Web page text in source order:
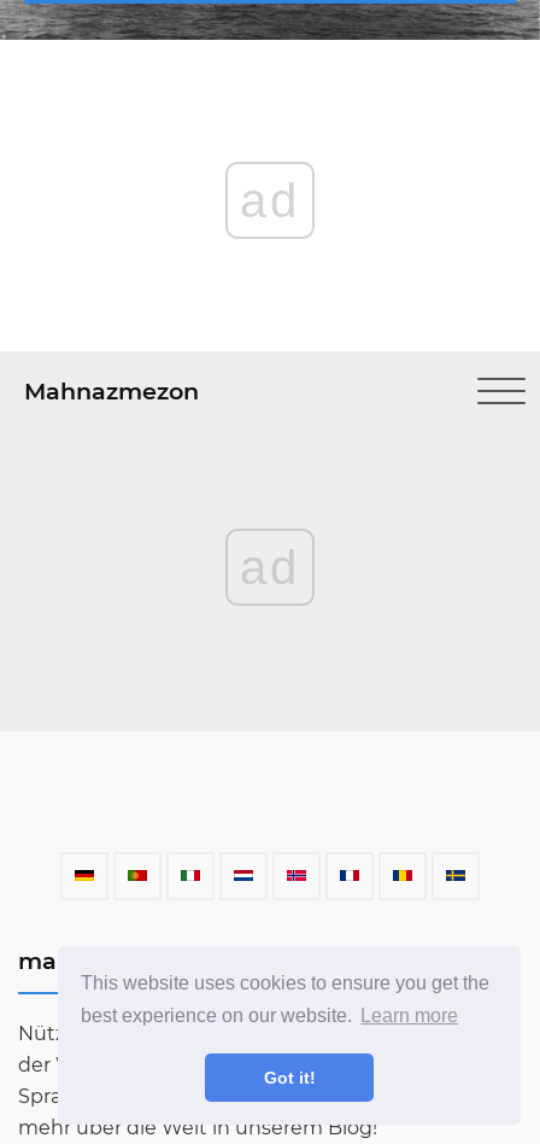
This website uses cookies to ensure you get the
best experience on our website.
Learn more
Got it!
ad
Mahnazmezon
ad
mahnazmezon.com
Nützliche Informationen zu allen Wissenschaften
der Welt. Chemie, Mathematik, Physik, Astronomie,
Sprachen, Literatur und vieles mehr. Erfahren Sie
mehr über die Welt in unserem Blog!